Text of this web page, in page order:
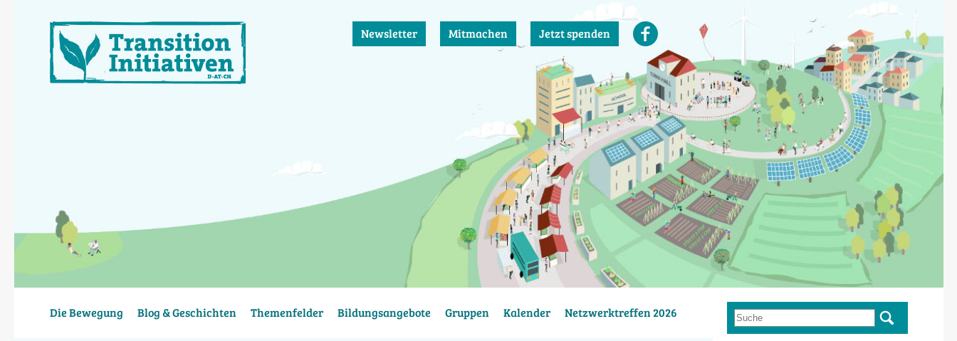
Newsletter Mitmachen Jetzt spenden
Die Bewegung Blog & Geschichten Themenfelder Bildungsangebote Gruppen Kalender Netzwerktreffen 2026
Suchformular
Suche